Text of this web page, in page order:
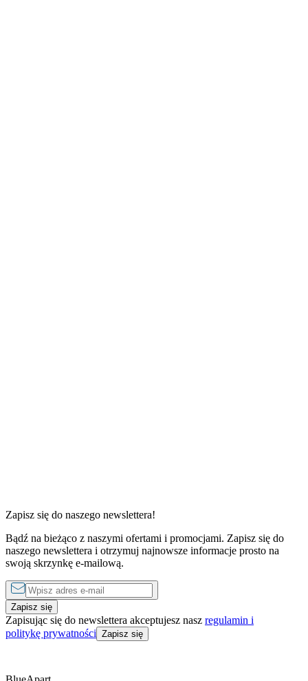
Zapisz się do naszego newslettera!
Bądź na bieżąco z naszymi ofertami i promocjami. Zapisz się do
naszego newslettera i otrzymuj najnowsze informacje prosto na
swoją skrzynkę e-mailową.
Zapisz się
Zapisując się do newslettera akceptujesz nasz regulamin i
politykę prywatności Zapisz się